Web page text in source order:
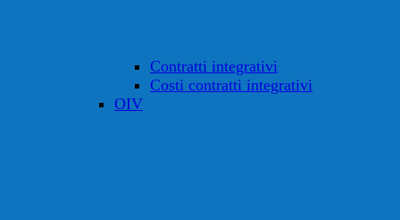
Contratti integrativi
Costi contratti integrativi
OIV